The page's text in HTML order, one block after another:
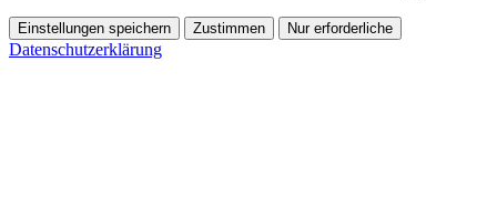
Einstellungen speichern Zustimmen Nur erforderliche
Datenschutzerklärung